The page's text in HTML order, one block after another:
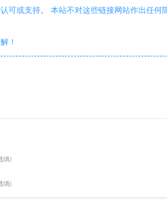
可或支持。 本站不对这些链接网站作出任何
！
填)
填)